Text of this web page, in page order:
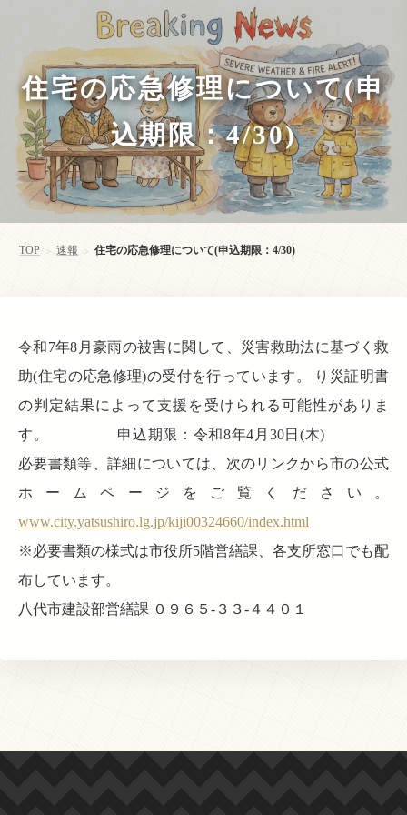
住宅の応急修理について(申
込期限：4/30)
TOP > 速報 > 住宅の応急修理について(申込期限：4/30)
令和7年8月豪雨の被害に関して、災害救助法に基づく救
助(住宅の応急修理)の受付を行っています。 り災証明書
の判定結果によって支援を受けられる可能性がありま
す。 申込期限：令和8年4月30日(木)
必要書類等、詳細については、次のリンクから市の公式
ホームページをご覧ください。
www.city.yatsushiro.lg.jp/kiji00324660/index.html
※必要書類の様式は市役所5階営繕課、各支所窓口でも配
布しています。
八代市建設部営繕課 ０９６５-３３-４４０１